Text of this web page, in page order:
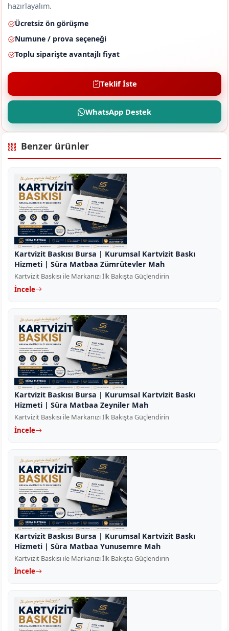
hazırlayalım.
Ücretsiz ön görüşme
Numune / prova seçeneği
Toplu siparişte avantajlı fiyat
Teklif İste
WhatsApp Destek
Benzer ürünler
Kartvizit Baskısı Bursa | Kurumsal Kartvizit Baskı
Hizmeti | Süra Matbaa Zümrütevler Mah
Kartvizit Baskısı ile Markanızı İlk Bakışta Güçlendirin
İncele
Kartvizit Baskısı Bursa | Kurumsal Kartvizit Baskı
Hizmeti | Süra Matbaa Zeyniler Mah
Kartvizit Baskısı ile Markanızı İlk Bakışta Güçlendirin
İncele
Kartvizit Baskısı Bursa | Kurumsal Kartvizit Baskı
Hizmeti | Süra Matbaa Yunusemre Mah
Kartvizit Baskısı ile Markanızı İlk Bakışta Güçlendirin
İncele